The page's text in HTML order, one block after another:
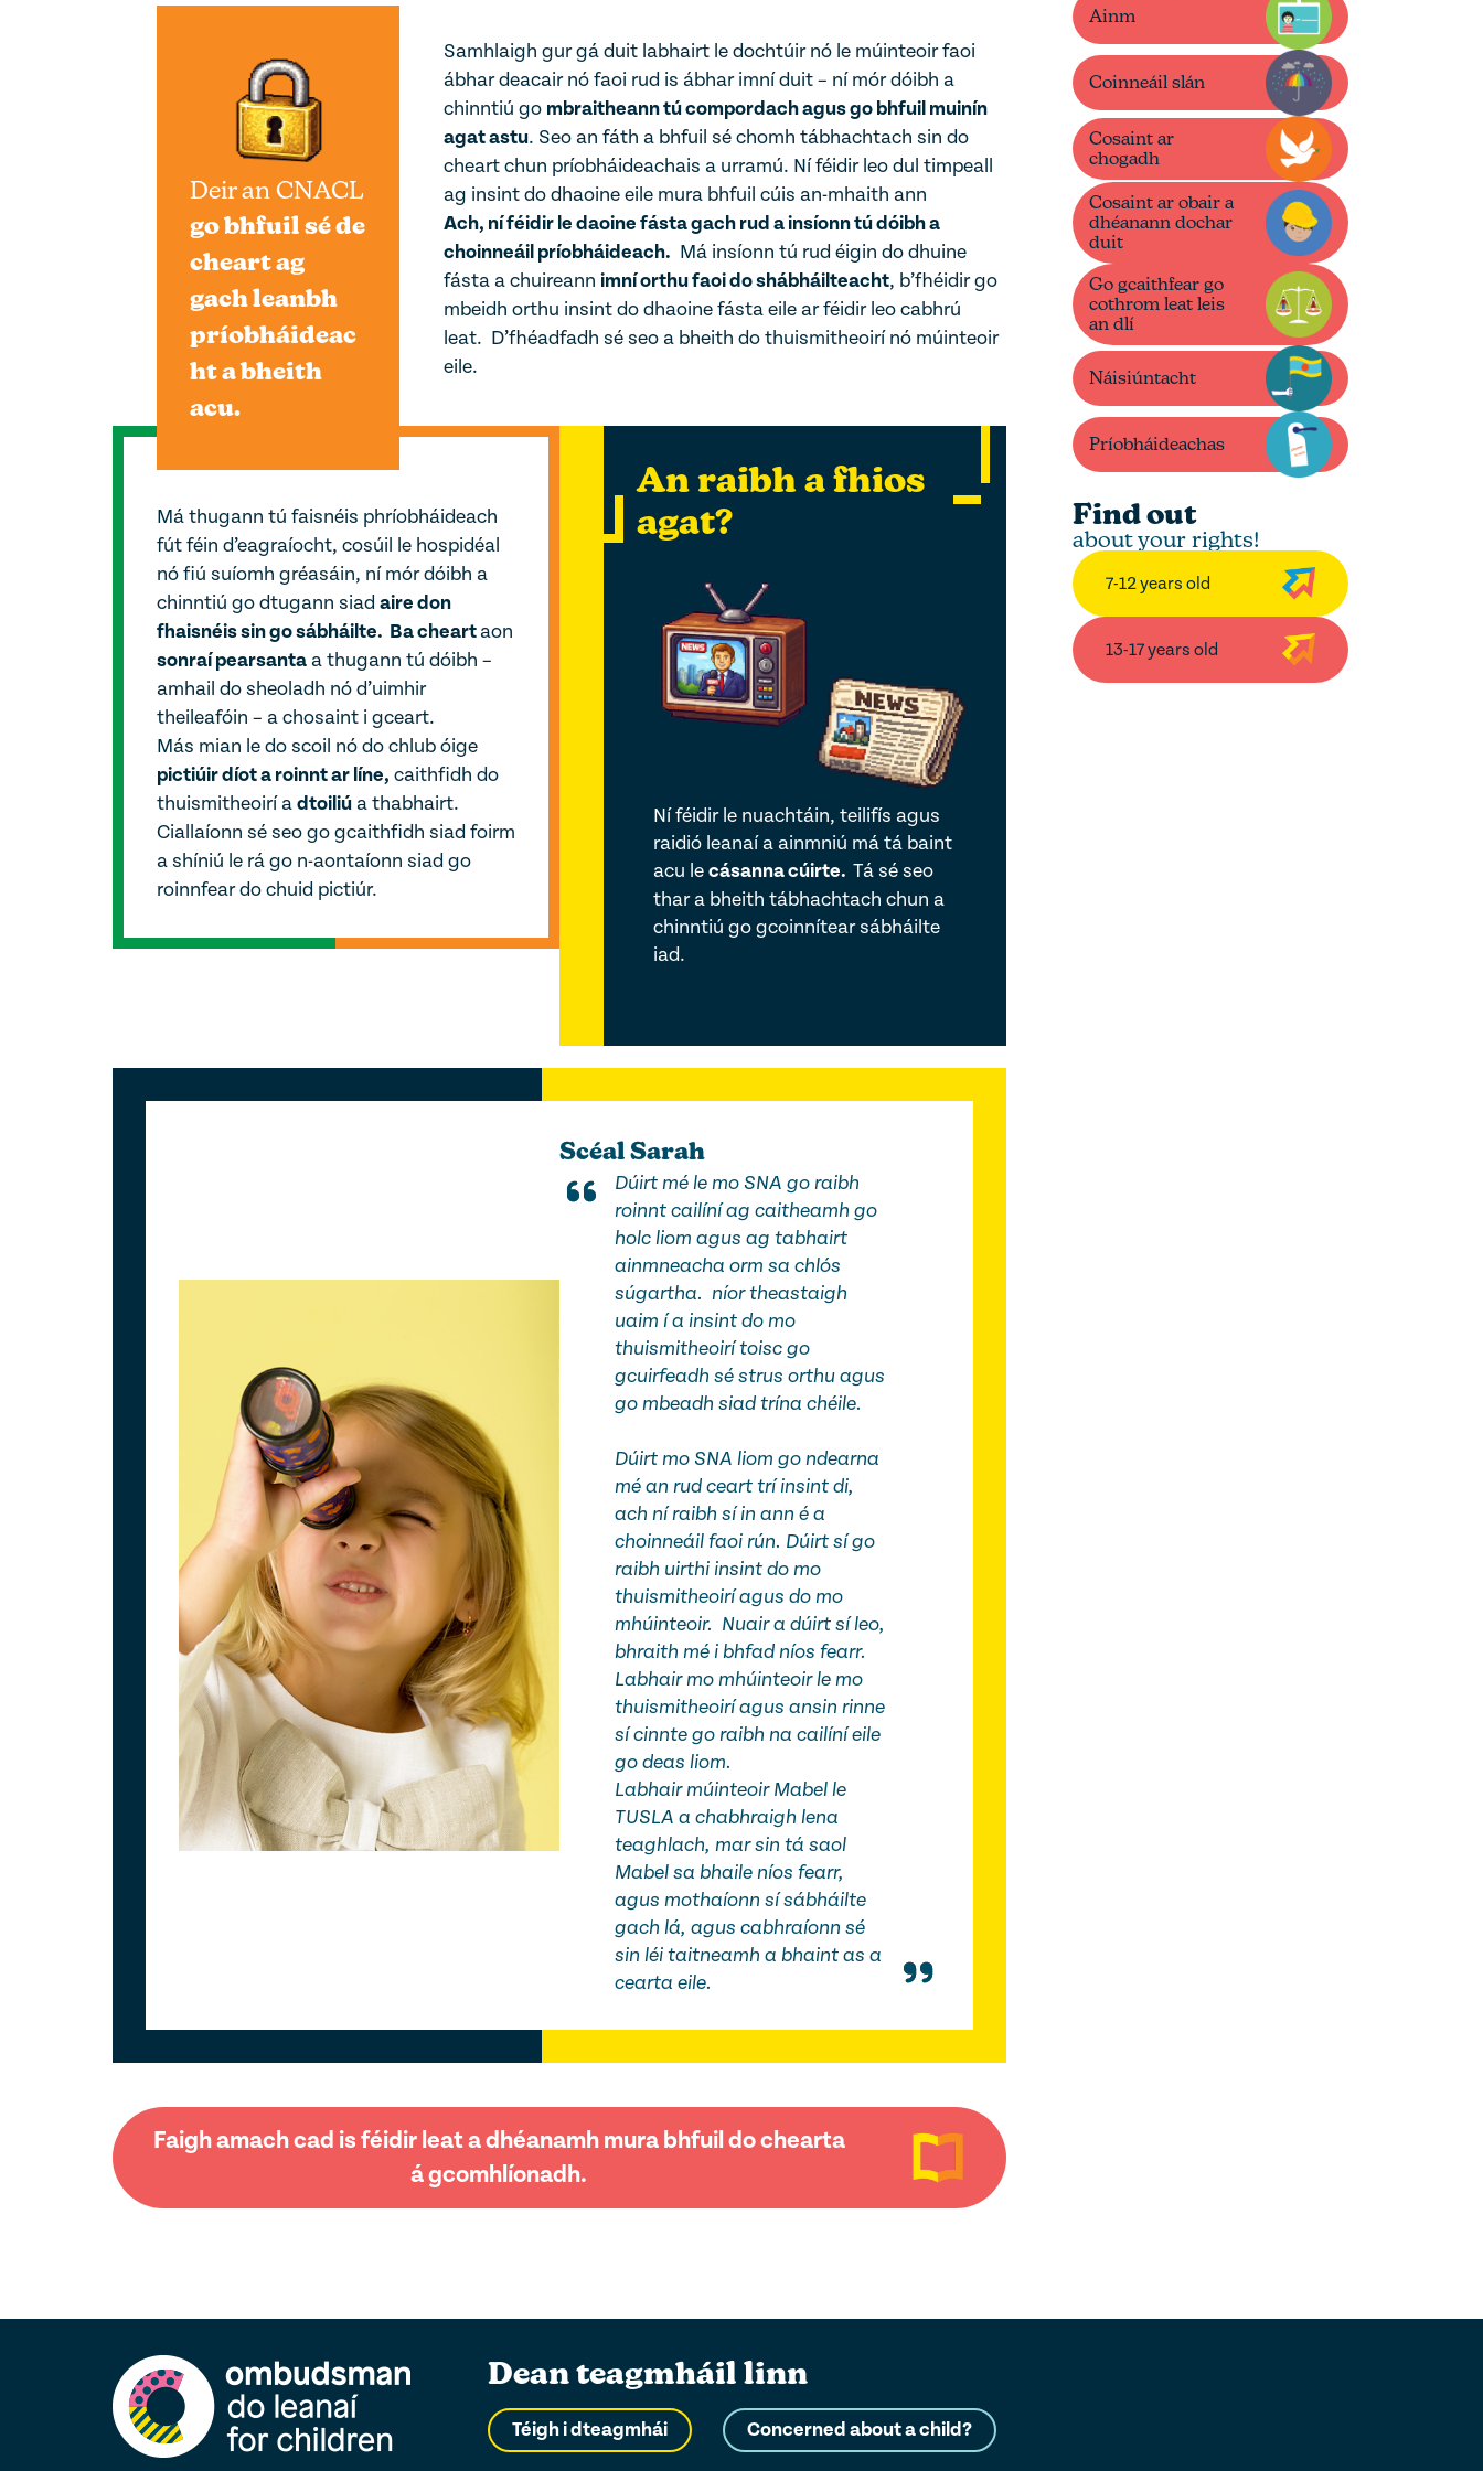
Deir an CNACL
go bhfuil sé de
cheart ag
gach leanbh
príobháideac
ht a bheith
acu.
Samhlaigh gur gá duit labhairt le dochtúir nó le múinteoir faoi
ábhar deacair nó faoi rud is ábhar imní duit – ní mór dóibh a
chinntiú go mbraitheann tú compordach agus go bhfuil muinín
agat astu. Seo an fáth a bhfuil sé chomh tábhachtach sin do
cheart chun príobháideachais a urramú. Ní féidir leo dul timpeall
ag insint do dhaoine eile mura bhfuil cúis an-mhaith ann
Ach, ní féidir le daoine fásta gach rud a insíonn tú dóibh a
choinneáil príobháideach. Má insíonn tú rud éigin do dhuine
fásta a chuireann imní orthu faoi do shábháilteacht, b’fhéidir go
mbeidh orthu insint do dhaoine fásta eile ar féidir leo cabhrú
leat. D’fhéadfadh sé seo a bheith do thuismitheoirí nó múinteoir
eile.
Má thugann tú faisnéis phríobháideach
fút féin d’eagraíocht, cosúil le hospidéal
nó fiú suíomh gréasáin, ní mór dóibh a
chinntiú go dtugann siad aire don
fhaisnéis sin go sábháilte. Ba cheartaon
sonraí pearsanta a thugann tú dóibh –
amhail do sheoladh nó d’uimhir
theileafóin – a chosaint i gceart.
Más mian le do scoil nó do chlub óige
pictiúir díot a roinnt ar líne, caithfidh do
thuismitheoirí a dtoiliú a thabhairt.
Ciallaíonn sé seo go gcaithfidh siad foirm
a shíniú le rá go n-aontaíonn siad go
roinnfear do chuid pictiúr.
An raibh a fhios
agat?
Ní féidir le nuachtáin, teilifís agus
raidió leanaí a ainmniú má tá baint
acu le cásanna cúirte. Tá sé seo
thar a bheith tábhachtach chun a
chinntiú go gcoinnítear sábháilte
iad.
Scéal Sarah
Dúirt mé le mo SNA go raibh
roinnt cailíní ag caitheamh go
holc liom agus ag tabhairt
ainmneacha orm sa chlós
súgartha. níor theastaigh
uaim í a insint do mo
thuismitheoirí toisc go
gcuirfeadh sé strus orthu agus
go mbeadh siad trína chéile.
Dúirt mo SNA liom go ndearna
mé an rud ceart trí insint di,
ach ní raibh sí in ann é a
choinneáil faoi rún. Dúirt sí go
raibh uirthi insint do mo
thuismitheoirí agus do mo
mhúinteoir. Nuair a dúirt sí leo,
bhraith mé i bhfad níos fearr.
Labhair mo mhúinteoir le mo
thuismitheoirí agus ansin rinne
sí cinnte go raibh na cailíní eile
go deas liom.
Labhair múinteoir Mabel le
TUSLA a chabhraigh lena
teaghlach, mar sin tá saol
Mabel sa bhaile níos fearr,
agus mothaíonn sí sábháilte
gach lá, agus cabhraíonn sé
sin léi taitneamh a bhaint as a
cearta eile.
Faigh amach cad is féidir leat a dhéanamh mura bhfuil do chearta
á gcomhlíonadh.
Ainm
Coinneáil slán
Cosaint ar
chogadh
Cosaint ar obair a
dhéanann dochar
duit
Go gcaithfear go
cothrom leat leis
an dlí
Náisiúntacht
Príobháideachas
Find out
about your rights!
7-12 years old
13-17 years old
Dean teagmháil linn
Téigh i dteagmhái Concerned about a child?